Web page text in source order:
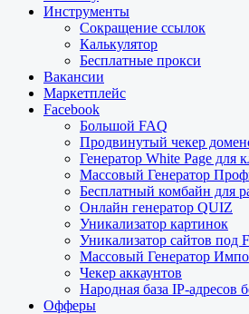
Инструменты
Сокращение ссылок
Калькулятор
Бесплатные прокси
Вакансии
Маркетплейс
Facebook
Большой FAQ
Продвинутый чекер
Генератор White Page
Массовый Генератор
Бесплатный комбайн для
Онлайн генератор QUIZ
Уникализатор картинок
Уникализатор сайтов под
Массовый Генератор
Чекер аккаунтов
Народная база IP-адресов
Офферы